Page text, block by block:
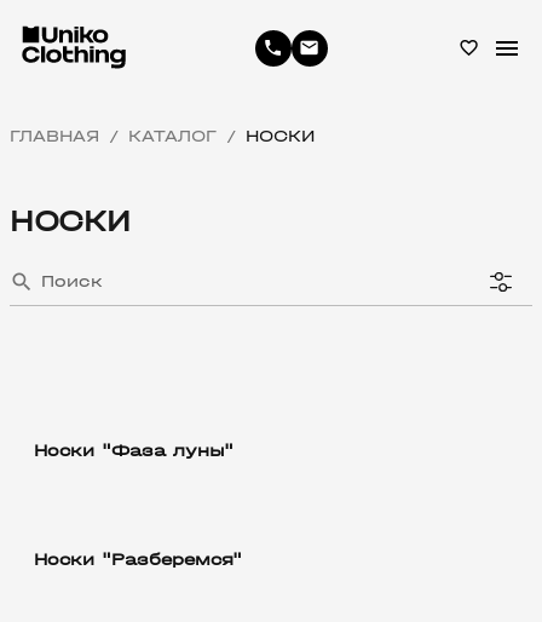
phone email favorite_border menu
ГЛАВНАЯ / КАТАЛОГ / НОСКИ
НОСКИ
search
Носки "Фаза луны"
Носки "Разберемся"